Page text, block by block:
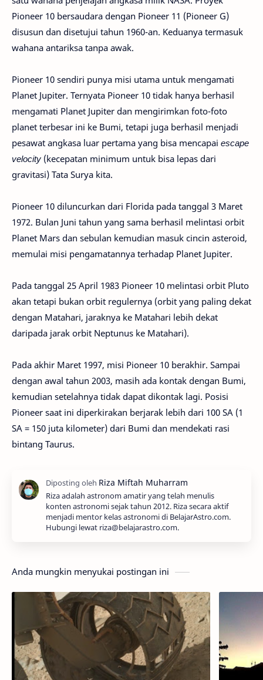
Pioneer 10 bersaudara dengan Pioneer 11 (Pioneer G)
disusun dan disetujui tahun 1960-an. Keduanya termasuk
wahana antariksa tanpa awak.
Pioneer 10 sendiri punya misi utama untuk mengamati
Planet Jupiter. Ternyata Pioneer 10 tidak hanya berhasil
mengamati Planet Jupiter dan mengirimkan foto-foto
planet terbesar ini ke Bumi, tetapi juga berhasil menjadi
pesawat angkasa luar pertama yang bisa mencapai escape
velocity (kecepatan minimum untuk bisa lepas dari
gravitasi) Tata Surya kita.
Pioneer 10 diluncurkan dari Florida pada tanggal 3 Maret
1972. Bulan Juni tahun yang sama berhasil melintasi orbit
Planet Mars dan sebulan kemudian masuk cincin asteroid,
memulai misi pengamatannya terhadap Planet Jupiter.
Pada tanggal 25 April 1983 Pioneer 10 melintasi orbit Pluto
akan tetapi bukan orbit regulernya (orbit yang paling dekat
dengan Matahari, jaraknya ke Matahari lebih dekat
daripada jarak orbit Neptunus ke Matahari).
Pada akhir Maret 1997, misi Pioneer 10 berakhir. Sampai
dengan awal tahun 2003, masih ada kontak dengan Bumi,
kemudian setelahnya tidak dapat dikontak lagi. Posisi
Pioneer saat ini diperkirakan berjarak lebih dari 100 SA (1
SA = 150 juta kilometer) dari Bumi dan mendekati rasi
bintang Taurus.
Riza adalah astronom amatir yang telah menulis
konten astronomi sejak tahun 2012. Riza secara aktif
menjadi mentor kelas astronomi di BelajarAstro.com.
Hubungi lewat riza@belajarastro.com.
Anda mungkin menyukai postingan ini